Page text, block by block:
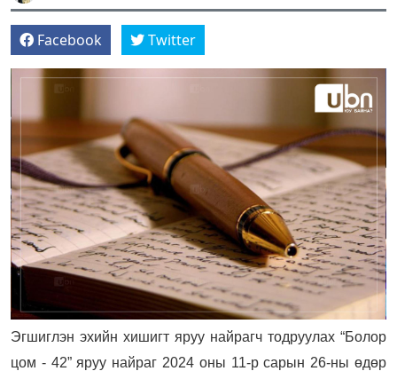
Facebook Twitter
Эгшиглэн эхийн хишигт яруу найрагч тодруулах “Болор
цом - 42” яруу найраг 2024 оны 11-р сарын 26-ны өдөр